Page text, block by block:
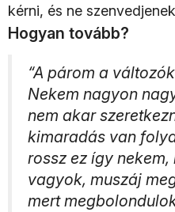
kérni, és ne
Hogyan tovább?
“A párom a
Nekem nagyon
nem akar
kimaradás van
rossz ez így
vagyok, muszáj
mert